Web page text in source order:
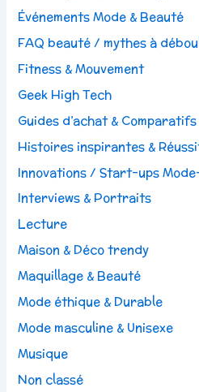
Événements Mode & Beauté
FAQ beauté / mythes à
Fitness & Mouvement
Geek High Tech
Guides d’achat & Comparatifs
Histoires inspirantes &
Innovations / Start-ups
Interviews & Portraits
Lecture
Maison & Déco trendy
Maquillage & Beauté
Mode éthique & Durable
Mode masculine & Unisexe
Musique
Non classé